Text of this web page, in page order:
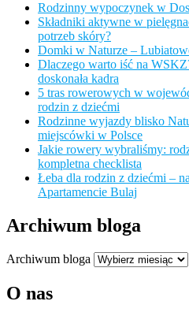
Rodzinny wypoczynek w
Składniki aktywne w
potrzeb skóry?
Domki w Naturze –
Dlaczego warto iść na
doskonała kadra
5 tras rowerowych w
rodzin z dziećmi
Rodzinne wyjazdy blisko
miejscówki w Polsce
Jakie rowery wybraliśmy:
kompletna checklista
Łeba dla rodzin z dziećmi –
Apartamencie Bulaj
Archiwum bloga
Archiwum bloga
O nas